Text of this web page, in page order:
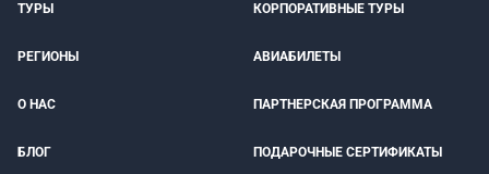
ТУРЫ КОРПОРАТИВНЫЕ ТУРЫ
РЕГИОНЫ АВИАБИЛЕТЫ
О НАС ПАРТНЕРСКАЯ ПРОГРАММА
БЛОГ ПОДАРОЧНЫЕ СЕРТИФИКАТЫ